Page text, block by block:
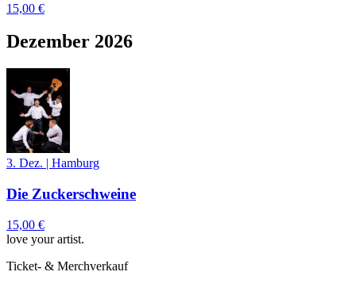
15,00 €
Dezember 2026
3. Dez. | Hamburg
Die Zuckerschweine
15,00 €
love your artist.
Ticket- & Merchverkauf